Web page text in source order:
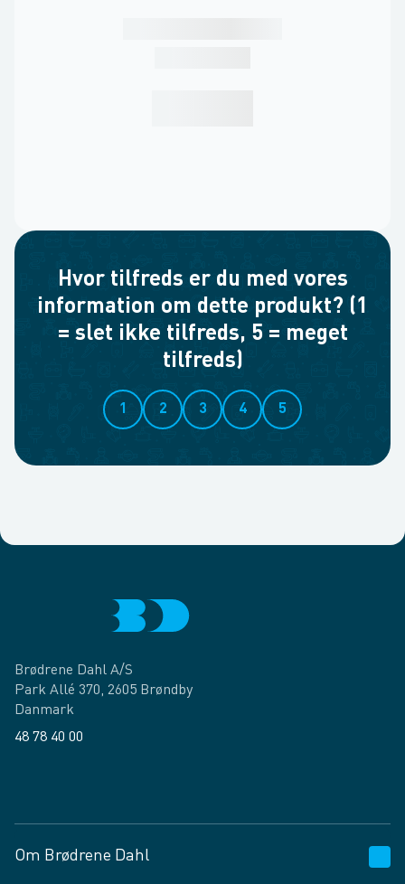
Hvor tilfreds er du med vores
information om dette produkt? (1
= slet ikke tilfreds, 5 = meget
tilfreds)
1 2 3 4 5
Brødrene Dahl A/S
Park Allé 370, 2605 Brøndby
Danmark
48 78 40 00
Om Brødrene Dahl